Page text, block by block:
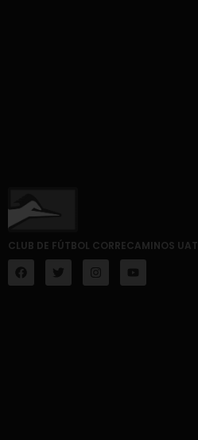
CLUB DE FÚTBOL CORRECAMINOS UAT